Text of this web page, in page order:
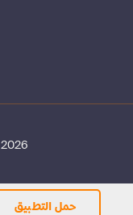
2026 © دايركت للسفر والسياحة
حمل التطبيق